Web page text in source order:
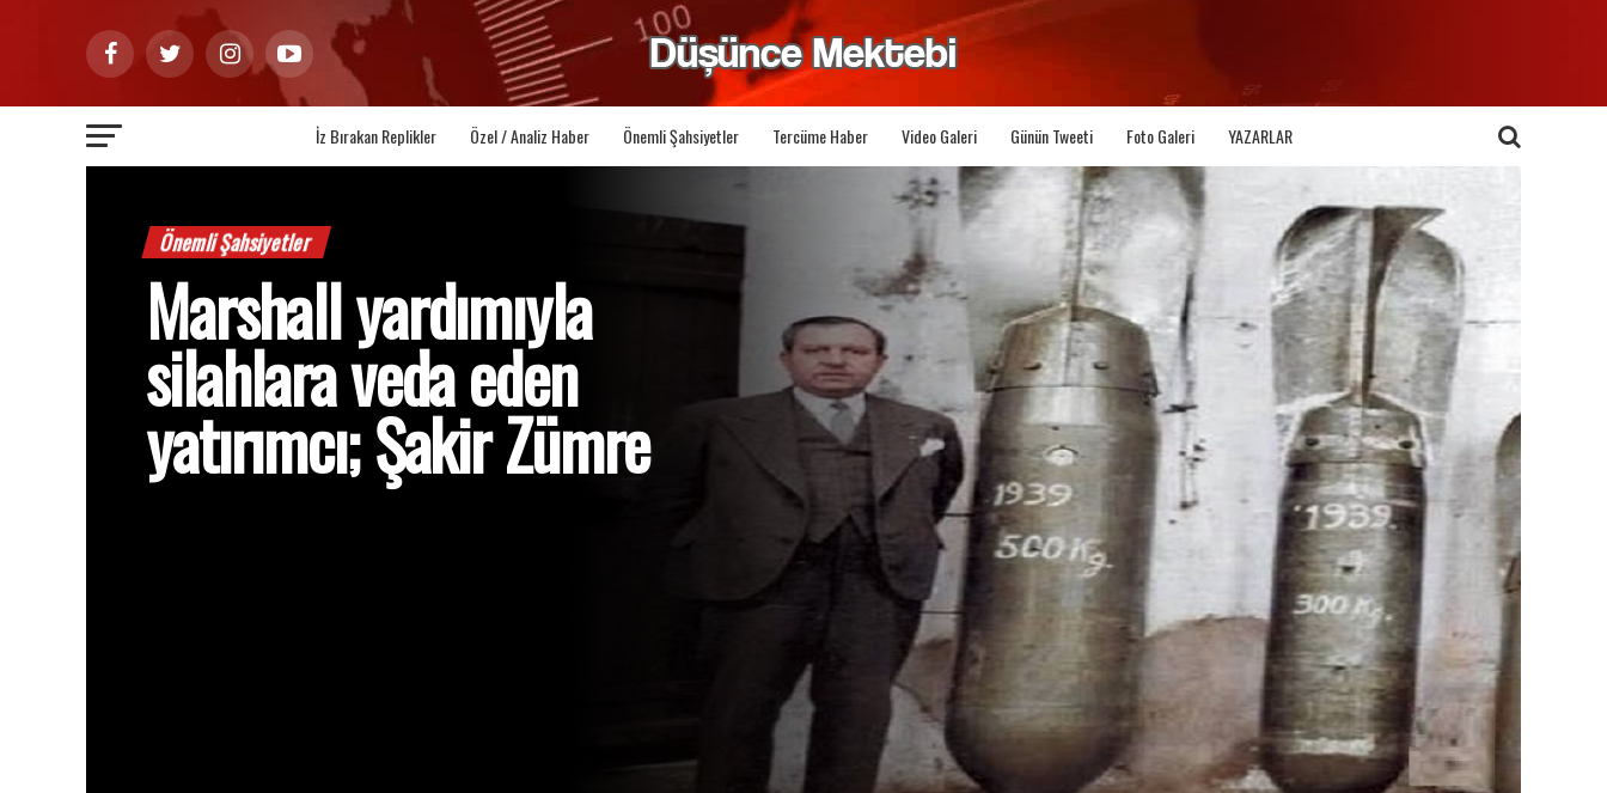
İz Bırakan Replikler Özel / Analiz Haber Önemli Şahsiyetler Tercüme Haber Video Galeri Günün Tweeti Foto Galeri YAZARLAR
Önemli Şahsiyetler
Marshall yardımıyla
silahlara veda eden
yatırımcı; Şakir Zümre